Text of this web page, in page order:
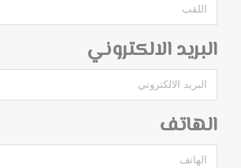
البريد الالكتروني
الهاتف